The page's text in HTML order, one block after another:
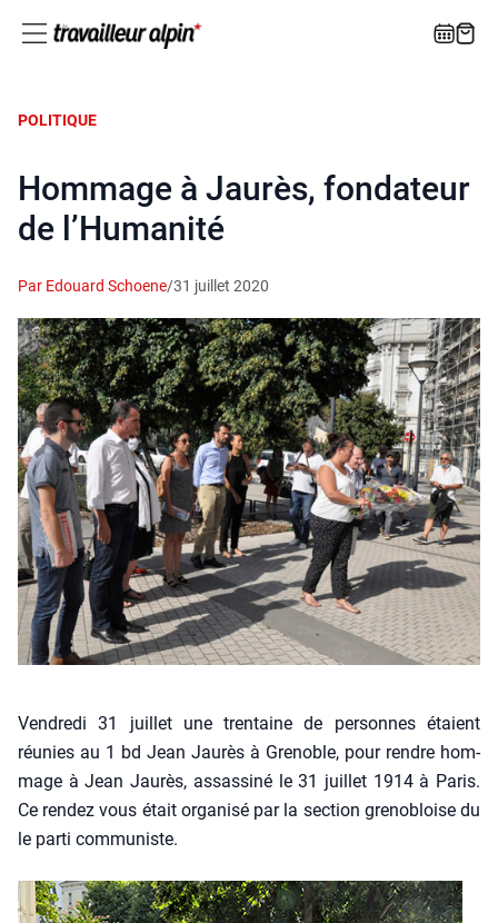
POLITIQUE
Hommage à Jaurès, fondateur
de l’Humanité
Par Edouard Schoene/31 juillet 2020
Ven­dre­di 31 juillet une tren­taine de per­sonnes étaient
réunies au 1 bd Jean Jau­rès à Gre­noble, pour rendre hom­
mage à Jean Jau­rès, assas­si­né le 31 juillet 1914 à Paris.
Ce ren­dez vous était orga­ni­sé par la sec­tion gre­no­bloise du
le par­ti com­mu­niste.